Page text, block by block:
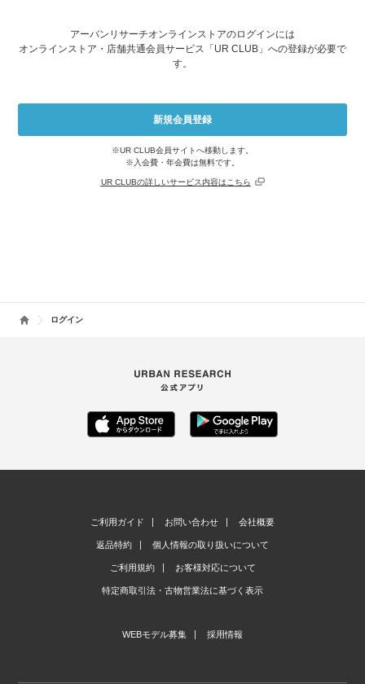
アーバンリサーチオンラインストアのログインには
オンラインストア・店舗共通会員サービス「UR CLUB」への登録が必要で
す。
※UR CLUB会員サイトへ移動します。
※入会費・年会費は無料です。
UR CLUBの詳しいサービス内容はこちら
ログイン
ご利用ガイド お問い合わせ 会社概要
返品特約 個人情報の取り扱いについて
ご利用規約 お客様対応について
特定商取引法・古物営業法に基づく表示
WEBモデル募集 採用情報